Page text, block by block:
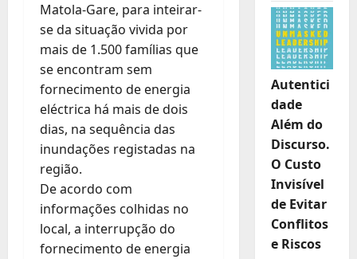
Matola-Gare, para inteirar-
se da situação vivida por
mais de 1.500 famílias que
se encontram sem
fornecimento de energia
eléctrica há mais de dois
dias, na sequência das
inundações registadas na
região.
De acordo com
informações colhidas no
local, a interrupção do
fornecimento de energia
Autentici
dade
Além do
Discurso.
O Custo
Invisível
de Evitar
Conflitos
e Riscos